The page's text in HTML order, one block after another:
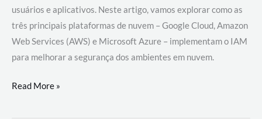
usuários e aplicativos. Neste artigo, vamos explorar como as
três principais plataformas de nuvem – Google Cloud, Amazon
Web Services (AWS) e Microsoft Azure – implementam o IAM
para melhorar a segurança dos ambientes em nuvem.
Gerenciamento
Read More »